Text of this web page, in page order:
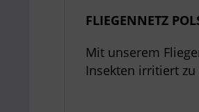
FLIEGENNETZ
Mit unserem
Insekten irritiert zu